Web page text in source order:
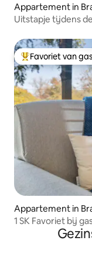
Appartement in
Uitstapje tijdens
Topfavoriet van
Favoriet van
Appartement in
1 SK Favoriet bij